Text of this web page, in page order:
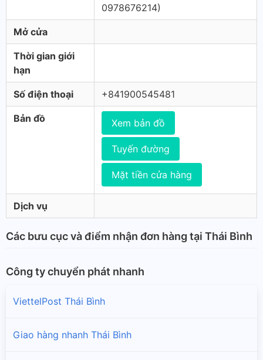
0978676214)
Mở cửa
Thời gian giới
hạn
Số điện thoại +841900545481
Bản đồ Xem bản đồ
Tuyến đường
Mặt tiền cửa hàng
Dịch vụ
Các bưu cục và điểm nhận đơn hàng tại Thái Bình
Công ty chuyển phát nhanh
ViettelPost Thái Bình
Giao hàng nhanh Thái Bình